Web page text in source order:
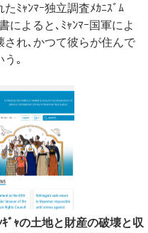
ﾐｬﾝﾏｰ独立調査ﾒｶﾆｽﾞﾑ
によると､ﾐｬﾝﾏｰ国軍によ
され､かつて彼らが住んで
う｡
ﾞｬの土地と財産の破壊と収